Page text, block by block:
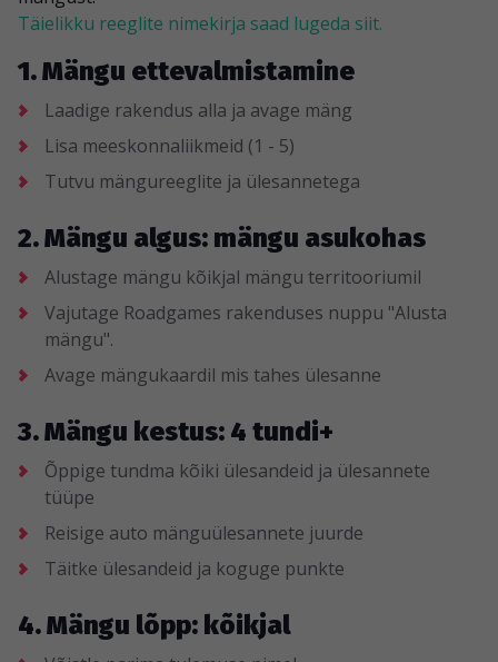
Täielikku reeglite nimekirja saad lugeda siit.
1. Mängu ettevalmistamine
Laadige rakendus alla ja avage mäng
Lisa meeskonnaliikmeid (1 - 5)
Tutvu mängureeglite ja ülesannetega
2. Mängu algus: mängu asukohas
Alustage mängu kõikjal mängu territooriumil
Vajutage Roadgames rakenduses nuppu "Alusta
mängu".
Avage mängukaardil mis tahes ülesanne
3. Mängu kestus: 4 tundi+
Õppige tundma kõiki ülesandeid ja ülesannete
tüüpe
Reisige auto mänguülesannete juurde
Täitke ülesandeid ja koguge punkte
4. Mängu lõpp: kõikjal